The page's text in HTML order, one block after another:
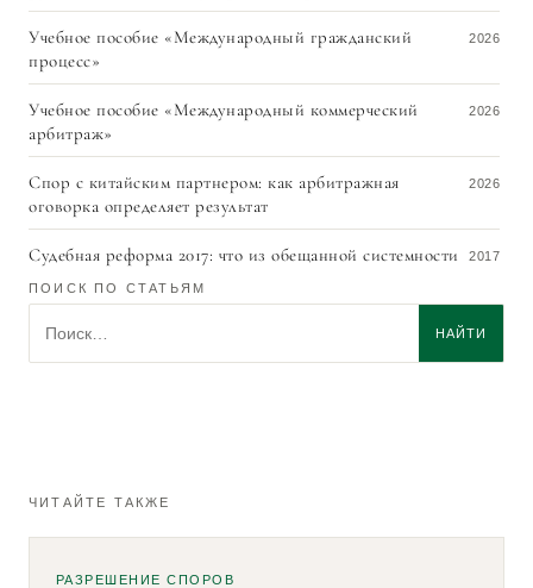
Учебное пособие «Международный гражданский
процесс»
2026
Учебное пособие «Международный коммерческий
арбитраж»
2026
Спор с китайским партнером: как арбитражная
оговорка определяет результат
2026
Судебная реформа 2017: что из обещанной системности
дошло до трансграничных споров
2017
Обеспечительные меры в международном коммерческом 2013
Двусторонние договоры о правовой помощи как
гражданского процесса
ПОИСК ПО СТАТЬЯМ
НАЙТИ
ЧИТАЙТЕ ТАКЖЕ
РАЗРЕШЕНИЕ СПОРОВ